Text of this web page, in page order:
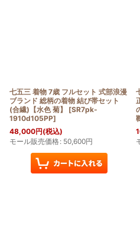
七五三 着物 7歳 フルセット 式部浪漫
ブランド 総柄の着物 結び帯セット
(合繊)【水色 菊】
[SR7pk-
1910d105PP]
48,000円(税込)
モール販売価格: 50,600円